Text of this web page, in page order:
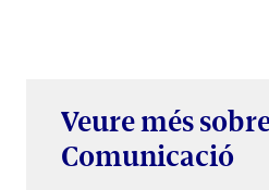
Veure més
Comunicació